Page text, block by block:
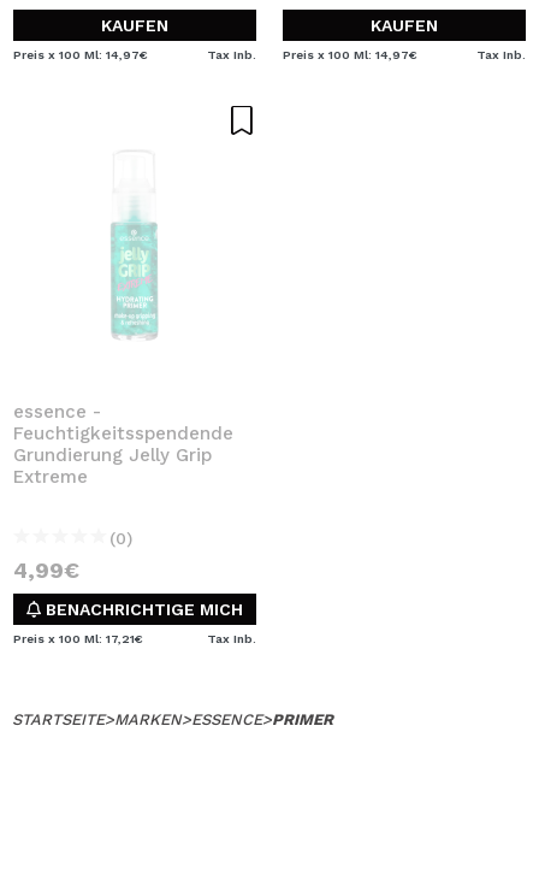
KAUFEN
Preis x 100 Ml: 14,97€ Tax Inb.
KAUFEN
Preis x 100 Ml: 14,97€ Tax Inb.
essence -
Feuchtigkeitsspendende
Grundierung Jelly Grip
Extreme
(0)
4,99€
BENACHRICHTIGE MICH
Preis x 100 Ml: 17,21€ Tax Inb.
STARTSEITE>MARKEN>ESSENCE>PRIMER